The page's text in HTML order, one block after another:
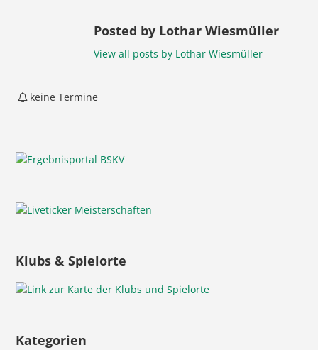
Posted by Lothar Wiesmüller
View all posts by Lothar Wiesmüller
keine Termine
Klubs & Spielorte
Kategorien